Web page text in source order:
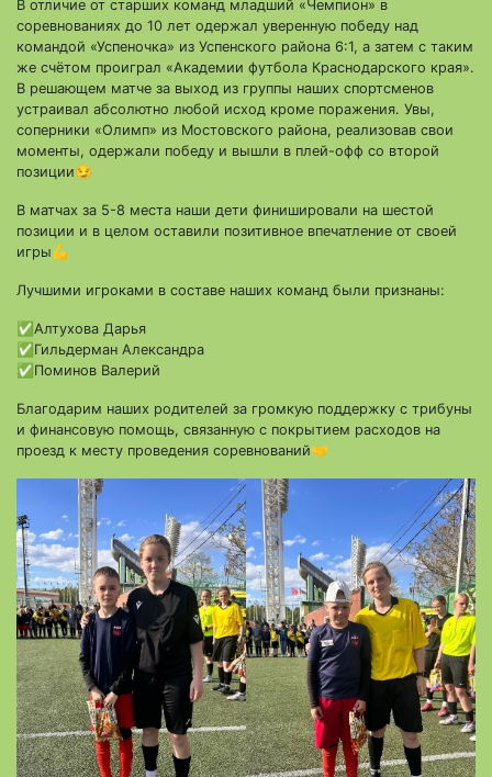
В отличие от старших команд младший «Чемпион» в
соревнованиях до 10 лет одержал уверенную победу над
командой «Успеночка» из Успенского района 6:1, а затем с таким
же счётом проиграл «Академии футбола Краснодарского края».
В решающем матче за выход из группы наших спортсменов
устраивал абсолютно любой исход кроме поражения. Увы,
соперники «Олимп» из Мостовского района, реализовав свои
моменты, одержали победу и вышли в плей-офф со второй
позиции😏
В матчах за 5-8 места наши дети финишировали на шестой
позиции и в целом оставили позитивное впечатление от своей
игры💪
Лучшими игроками в составе наших команд были признаны:
✅Алтухова Дарья
✅Гильдерман Александра
✅Поминов Валерий
Благодарим наших родителей за громкую поддержку с трибуны
и финансовую помощь, связанную с покрытием расходов на
проезд к месту проведения соревнований🤝